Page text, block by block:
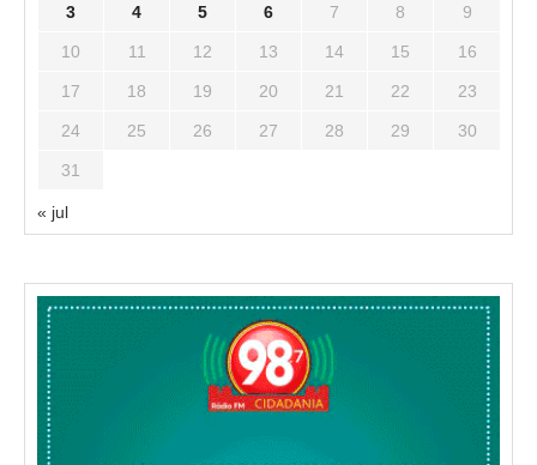
3 4 5 6 7 8 9
10 11 12 13 14 15 16
17 18 19 20 21 22 23
24 25 26 27 28 29 30
31
« jul